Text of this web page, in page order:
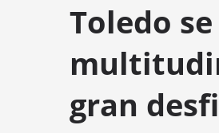
Toledo
gran